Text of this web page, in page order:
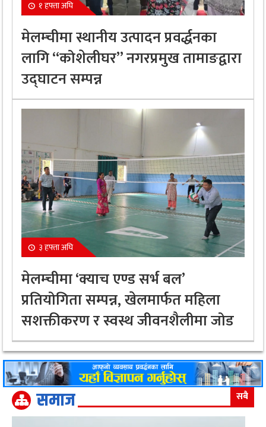
१ हफ्ता अघि
मेलम्चीमा स्थानीय उत्पादन प्रवर्द्धनका
लागि “कोशेलीघर” नगरप्रमुख तामाङद्वारा
उद्घाटन सम्पन्न
३ हफ्ता अघि
मेलम्चीमा ‘क्याच एण्ड सर्भ बल’
प्रतियोगिता सम्पन्न, खेलमार्फत महिला
सशक्तीकरण र स्वस्थ जीवनशैलीमा जोड
समाज सबै